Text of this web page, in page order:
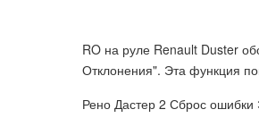
RO на руле Renault Duster
Отклонения". Эта функция
Рено Дастер 2 Сброс